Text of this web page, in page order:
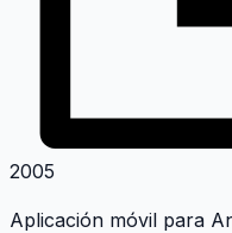
2005
Aplicación móvil para